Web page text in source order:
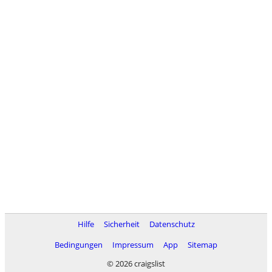
Hilfe Sicherheit
Datenschutz
Bedingungen
Impressum App
Sitemap
© 2026 craigslist